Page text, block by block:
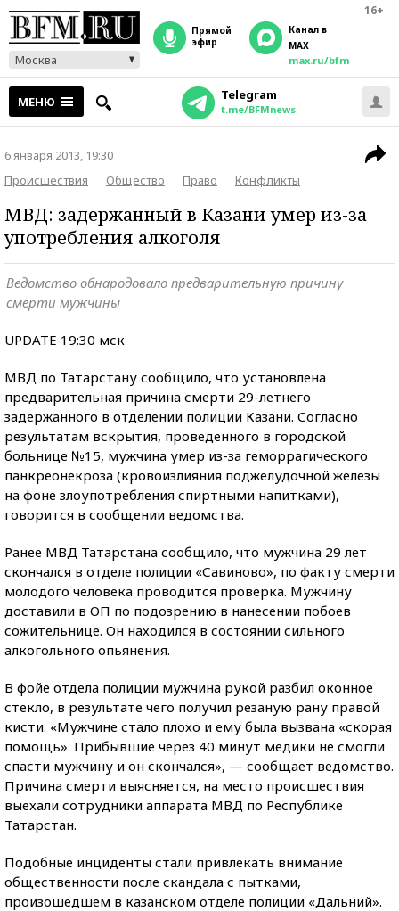
16+
Москва
прямой
эфир
Канал в
MAX
max.ru/bfm
МЕНЮ Telegram
t.me/BFMnews
6 января 2013, 19:30
Происшествия
Общество Право Конфликты
МВД: задержанный в Казани умер из-за
употребления алкоголя
Ведомство обнародовало предварительную причину
смерти мужчины
UPDATE 19:30 мск
МВД по Татарстану сообщило, что установлена
предварительная причина смерти 29-летнего
задержанного в отделении полиции Казани. Согласно
результатам вскрытия, проведенного в городской
больнице №15, мужчина умер из-за геморрагического
панкреонекроза (кровоизлияния поджелудочной железы
на фоне злоупотребления спиртными напитками),
говорится в сообщении ведомства.
Ранее МВД Татарстана сообщило, что мужчина 29 лет
скончался в отделе полиции «Савиново», по факту смерти
молодого человека проводится проверка. Мужчину
доставили в ОП по подозрению в нанесении побоев
сожительнице. Он находился в состоянии сильного
алкогольного опьянения.
В фойе отдела полиции мужчина рукой разбил оконное
стекло, в результате чего получил резаную рану правой
кисти. «Мужчине стало плохо и ему была вызвана «скорая
помощь». Прибывшие через 40 минут медики не смогли
спасти мужчину и он скончался», — сообщает ведомство.
Причина смерти выясняется, на место происшествия
выехали сотрудники аппарата МВД по Республике
Татарстан.
Подобные инциденты стали привлекать внимание
общественности после скандала с пытками,
произошедшем в казанском отделе полиции «Дальний».